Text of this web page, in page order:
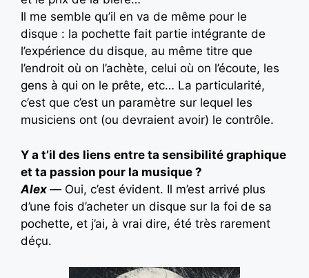
Il me semble qu’il en va de même pour le
disque : la pochette fait partie intégrante de
l’expérience du disque, au même titre que
l’endroit où on l’achète, celui où on l’écoute, les
gens à qui on le prête, etc… La particularité,
c’est que c’est un paramètre sur lequel les
musiciens ont (ou devraient avoir) le contrôle.
Y a t’il des liens entre ta sensibilité graphique
et ta passion pour la musique ?
Alex — Oui, c’est évident. Il m’est arrivé plus
d’une fois d’acheter un disque sur la foi de sa
pochette, et j’ai, à vrai dire, été très rarement
déçu.